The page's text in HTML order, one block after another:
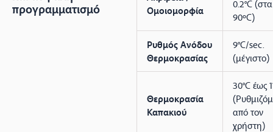
προγραμματισμό
Ομοιομορφία
0.2°C (στα
90ºC)
Ρυθμός Ανόδου
Θερμοκρασίας
9°C/sec.
(μέγιστο)
Θερμοκρασία
Καπακιού
30°C έως
από τον
χρήστη)